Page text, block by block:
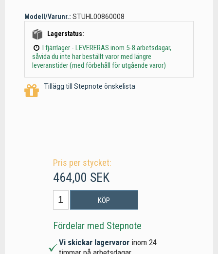
Modell/Varunr.: STUHL00860008
Lagerstatus:
I fjärrlager - LEVERERAS inom 5-8 arbetsdagar,
såvida du inte har beställt varor med längre
leveranstider (med förbehåll för utgående varor)
Tillägg till Stepnote önskelista
Pris per stycket:
464,00 SEK
KÖP
Fördelar med Stepnote
Vi skickar lagervaror inom 24